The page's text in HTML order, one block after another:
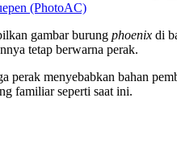
(PhotoAC)
gambar burung phoenix di
tetap berwarna perak.
perak menyebabkan bahan
familiar seperti saat ini.